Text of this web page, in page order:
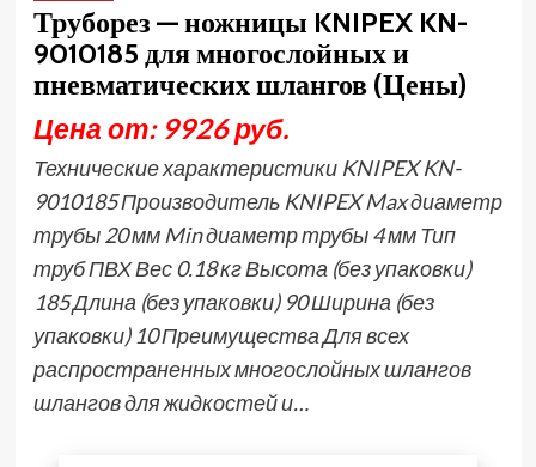
Труборез — ножницы KNIPEX KN-
9010185 для многослойных и
пневматических шлангов (Цены)
Цена от: 9926 руб.
Технические характеристики KNIPEX KN-
9010185 Производитель KNIPEX Max диаметр
трубы 20 мм Min диаметр трубы 4 мм Тип
труб ПВХ Вес 0.18 кг Высота (без упаковки)
185 Длина (без упаковки) 90 Ширина (без
упаковки) 10 Преимущества Для всех
распространенных многослойных шлангов
шлангов для жидкостей и…